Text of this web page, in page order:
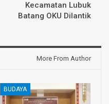
Kecamatan Lubuk
Batang OKU Dilantik
More From Author
BUDAYA